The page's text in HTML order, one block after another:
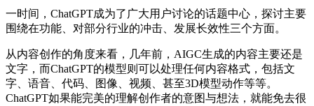
一时间，ChatGPT成为了广大用户讨论的话题中心，探讨主要
围绕在功能、对部分行业的冲击、发展长效性三个方面。
从内容创作的角度来看，几年前，AIGC生成的内容主要还是
文字，而ChatGPT的模型则可以处理任何内容格式，包括文
字、语音、代码、图像、视频、甚至3D模型动作等等。
ChatGPT如果能完美的理解创作者的意图与想法，就能免去很